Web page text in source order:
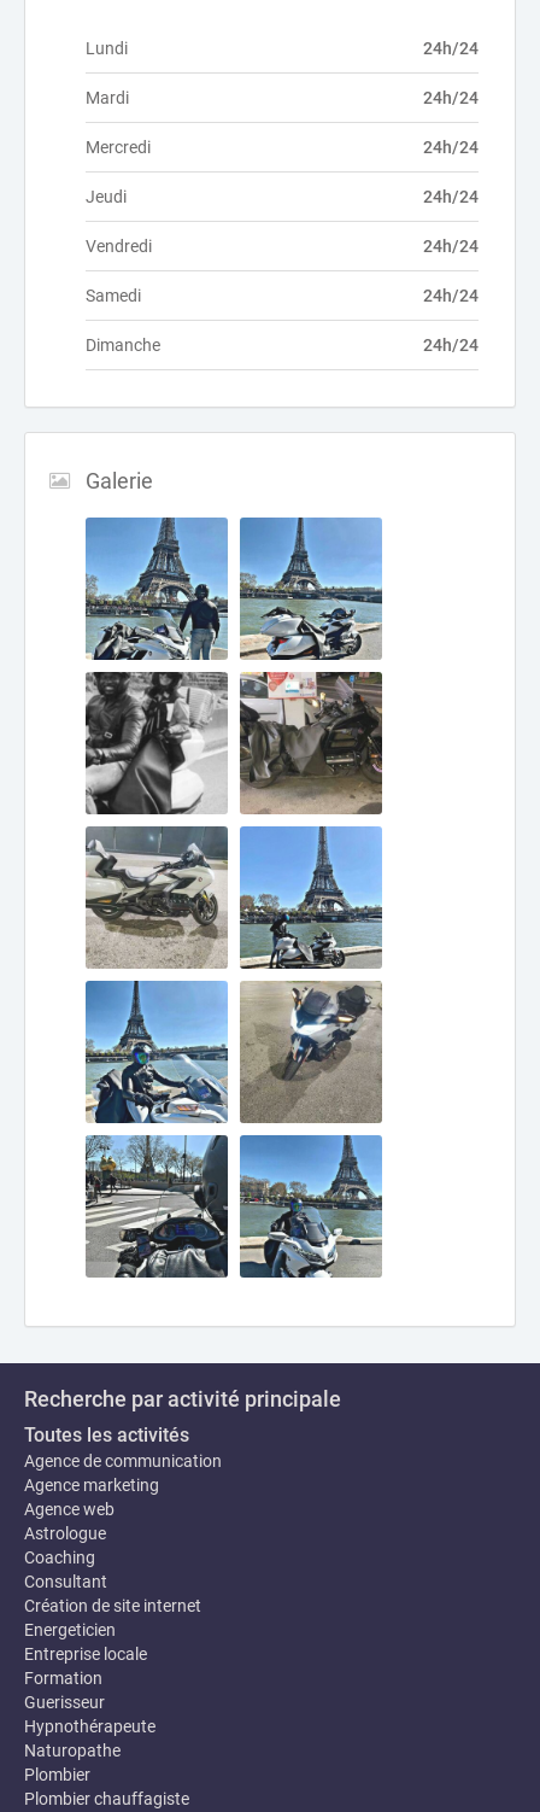
Lundi 24h/24
Mardi 24h/24
Mercredi 24h/24
Jeudi 24h/24
Vendredi 24h/24
Samedi 24h/24
Dimanche 24h/24
Galerie
Recherche par activité principale
Toutes les activités
Agence de communication
Agence marketing
Agence web
Astrologue
Coaching
Consultant
Création de site internet
Energeticien
Entreprise locale
Formation
Guerisseur
Hypnothérapeute
Naturopathe
Plombier
Plombier chauffagiste